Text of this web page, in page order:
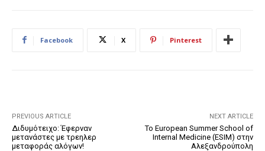
Facebook X Pinterest
PREVIOUS ARTICLE
Διδυμότειχο: Έφερναν
μετανάστες με τρεηλερ
μεταφοράς αλόγων!
NEXT ARTICLE
Το European Summer School of
Internal Medicine (ESIM) στην
Αλεξανδρούπολη